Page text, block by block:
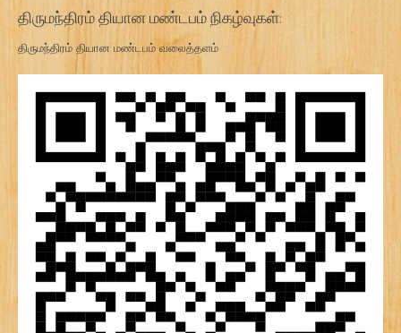
திருமந்திரம் தியான மண்டபம் நிகழ்வுகள்:
திருமந்திரம் தியான மண்டபம் வலைத்தளம்